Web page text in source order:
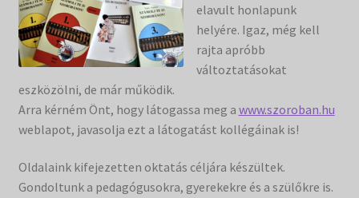
Gyereksarok
Alapítvány
Filmtár
elavult honlapunk
helyére. Igaz, még kell
rajta apróbb
változtatásokat
eszközölni, de már működik.
Arra kérném Önt, hogy látogassa meg a www.szoroban.hu
weblapot, javasolja ezt a látogatást kollégáinak is!
Oldalaink kifejezetten oktatás céljára készültek.
Gondoltunk a pedagógusokra, gyerekekre és a szülőkre is.